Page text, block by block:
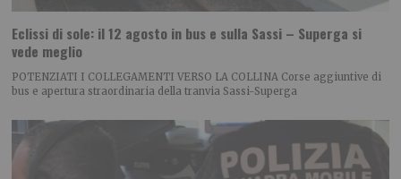
Eclissi di sole: il 12 agosto in bus e sulla Sassi – Superga si
vede meglio
POTENZIATI I COLLEGAMENTI VERSO LA COLLINA Corse aggiuntive di
bus e apertura straordinaria della tranvia Sassi-Superga